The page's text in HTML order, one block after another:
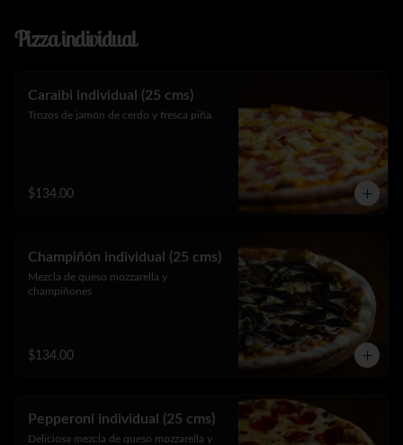
Pizza individual
Caraibi individual (25 cms)
Trozos de jamón de cerdo y fresca piña.
$134.00
Champiñón individual (25 cms)
Mezcla de queso mozzarella y
champiñones
$134.00
Pepperoni individual (25 cms)
Deliciosa mezcla de queso mozzarella y